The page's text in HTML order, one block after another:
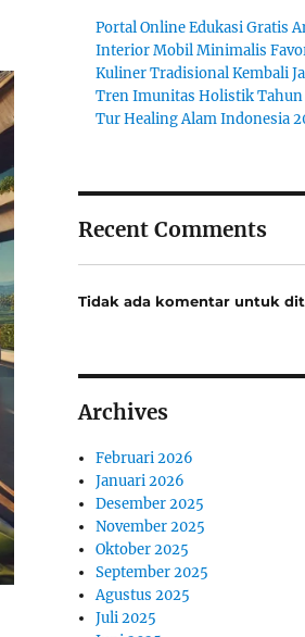
Portal Online Edukasi Gratis
Interior Mobil Minimalis
Kuliner Tradisional Kembali
Tren Imunitas Holistik Tahun
Tur Healing Alam Indonesia
Recent Comments
Tidak ada komentar untuk
Archives
Februari 2026
Januari 2026
Desember 2025
November 2025
Oktober 2025
September 2025
Agustus 2025
Juli 2025